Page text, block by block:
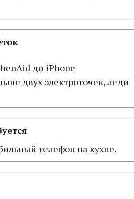
до iPhone
двух электроточек, леди
телефон на кухне.